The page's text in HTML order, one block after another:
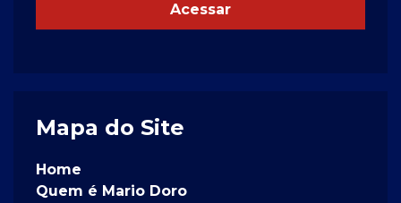
Acessar
Mapa do Site
Home
Quem é Mario Doro